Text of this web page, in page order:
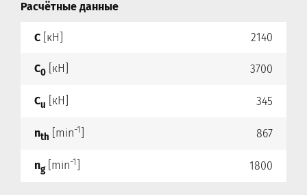
Расчётные данные
C [кН] 2140
C0 [кН] 3700
Cu [кН] 345
nth [min-1 867
ng[min-1 1800